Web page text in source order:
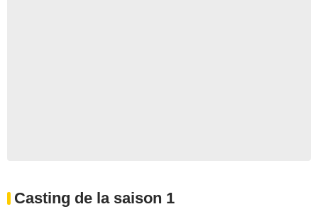
Casting de la saison 1